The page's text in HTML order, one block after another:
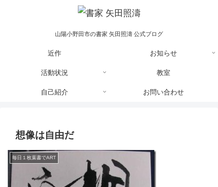
山陽小野田市の書家 矢田照濤 公式ブログ
近作 お知らせ
活動状況 教室
自己紹介 お問い合わせ
想像は自由だ
毎日１枚葉書でART